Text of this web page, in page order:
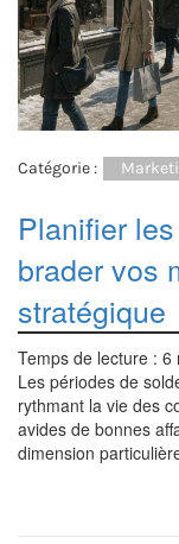
Catégorie :
Planifier
brader vos
stratégique
Temps de lecture : 6
Les périodes de
rythmant la vie des
avides de bonnes
dimension